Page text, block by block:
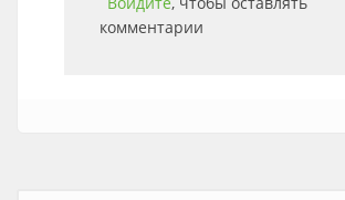
комментарии